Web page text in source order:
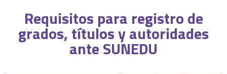
Requisitos para registro de
grados, títulos y autoridades
ante SUNEDU